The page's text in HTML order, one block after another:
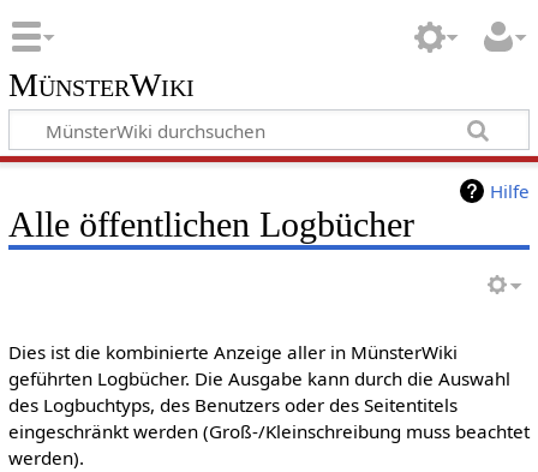
MünsterWiki
Hilfe
Alle öffentlichen Logbücher
Dies ist die kombinierte Anzeige aller in MünsterWiki
geführten Logbücher. Die Ausgabe kann durch die Auswahl
des Logbuchtyps, des Benutzers oder des Seitentitels
eingeschränkt werden (Groß-/Kleinschreibung muss beachtet
werden).